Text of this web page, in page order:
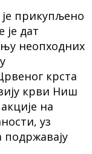
прикупљено
је дат
неопходних
крста
крви Ниш
на
уз